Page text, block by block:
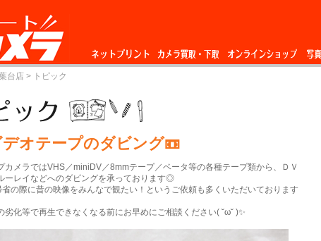
ネットプリント
カメラ買取・下
オンラインショップ 写真
台店 > トピック
デオテープのダビング📼
カメラではVHS／miniDV／8mmテープ／ベータ等の各種テープ類から、ＤＶ
ーレイなどへのダビングを承っております◎
省の際に昔の映像をみんなで観たい！というご依頼も多くいただいております
劣化等で再生できなくなる前にお早めにご相談ください( ˘ω˘ )✨